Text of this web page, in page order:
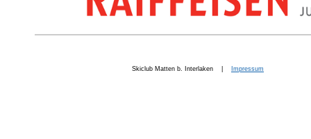
Skiclub Matten b. Interlaken | Impressum